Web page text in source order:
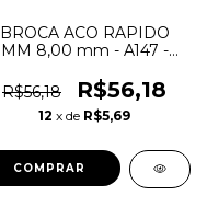
BROCA ACO RAPIDO
MM 8,00 mm - A147 -
R$56,18
R$56,18
12 x de R$5,69